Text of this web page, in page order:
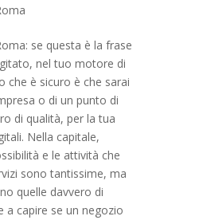
se questa è la frase
nel tuo motore di
che è sicuro è che sarai
o di un punto di
di qualità, per la tua
Nella capitale,
e le attività che
sono tantissime, ma
quelle davvero di
a capire se un negozio